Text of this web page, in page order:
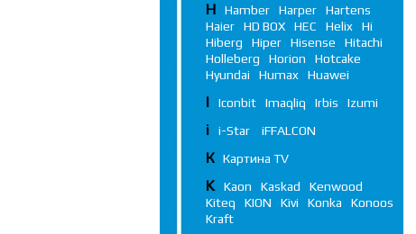
H Hamber Harper
Hartens
Haier
HD BOX HEC Helix
Hi
Hiberg
Hiper Hisense
Hitachi
Holleberg
Horion
Hotcake
Hyundai
Humax Huawei
I Iconbit Imaqliq Irbis Izumi
i i-Star iFFALСON
К Картина TV
K Kaon Kaskad
Kenwood
Kiteq
KION Kivi Konka
Konoos
Kraft